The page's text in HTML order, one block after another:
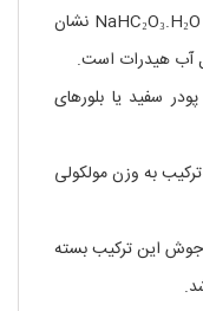
ممکن است به صورت NaHC₂O₃.H₂O نشان
آب هیدرات است.
سفید یا بلورهای
به وزن مولکولی
این ترکیب بسته